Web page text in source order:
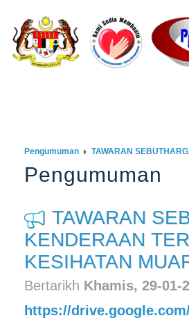
Pengumuman TAWARAN
Pengumuman
TAWARAN
KENDERAAN
KESIHATAN
Bertarikh Khamis, 29-01-
https://